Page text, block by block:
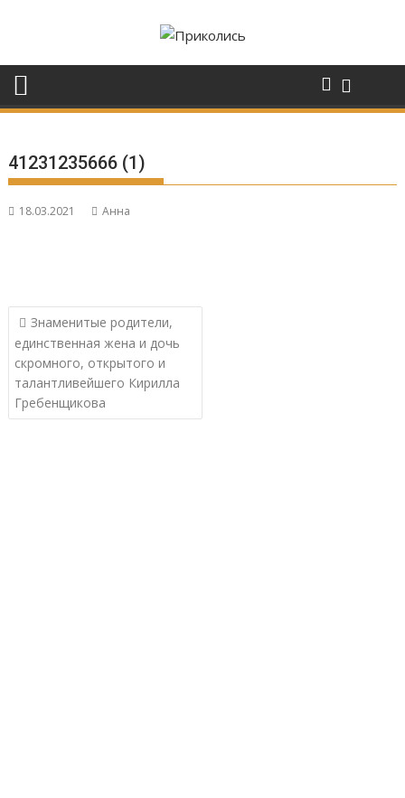
41231235666 (1)
18.03.2021 Анна
Навигация
по
записям
Знаменитые родители,
единственная жена и дочь
скромного, открытого и
талантливейшего Кирилла
Гребенщикова